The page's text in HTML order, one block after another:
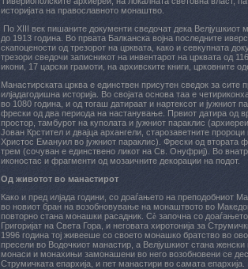
историјата на православното монаштво.
По XIII век пишаните документи сведочат дека Велјушкиот
до 1913 година. Во првата Балканска војна последните
скапоцености од трезорот на црквата, како и севкупната
трезори сведочи записникот на инвентарот на црквата од
икони, 17 царски грамоти, на архивските книги, црковните
Манастирската црква е единствен присутен сведок за
илјадагодишна историја. Во својата основа таа е
во 1080 година, и од тогаш датираат и нартексот и јужниот
фрески од два периода на настанување. Првиот датира од
простор, тамбурот на куполата и јужниот параклис
Јован Крстител и двајца архангели, старозаветните
Христос Емануил во јужниот параклис). Фрески од втората
трем (сочуван е единствено ликот на Св. Онуфриј). Во
иконостас и фрагменти од мозаичните декорации на подот.
Од животот во манастирот
Како и пред илјада години, со доаѓањето на преподобниот
во новиот бран на возобновување на монаштвото во
повторно стана монашки расадник. Сѐ започна со
Григоријат на Света Гора, и неговата хиротонија за
1996 година тој живееше со своето монашко братство во
пресели во Водочкиот манастир, а Велјушкиот стана
монаси и монахињи замонашени во него возобновени се
Струмичката епархија, и пет манастири во самата епархија.